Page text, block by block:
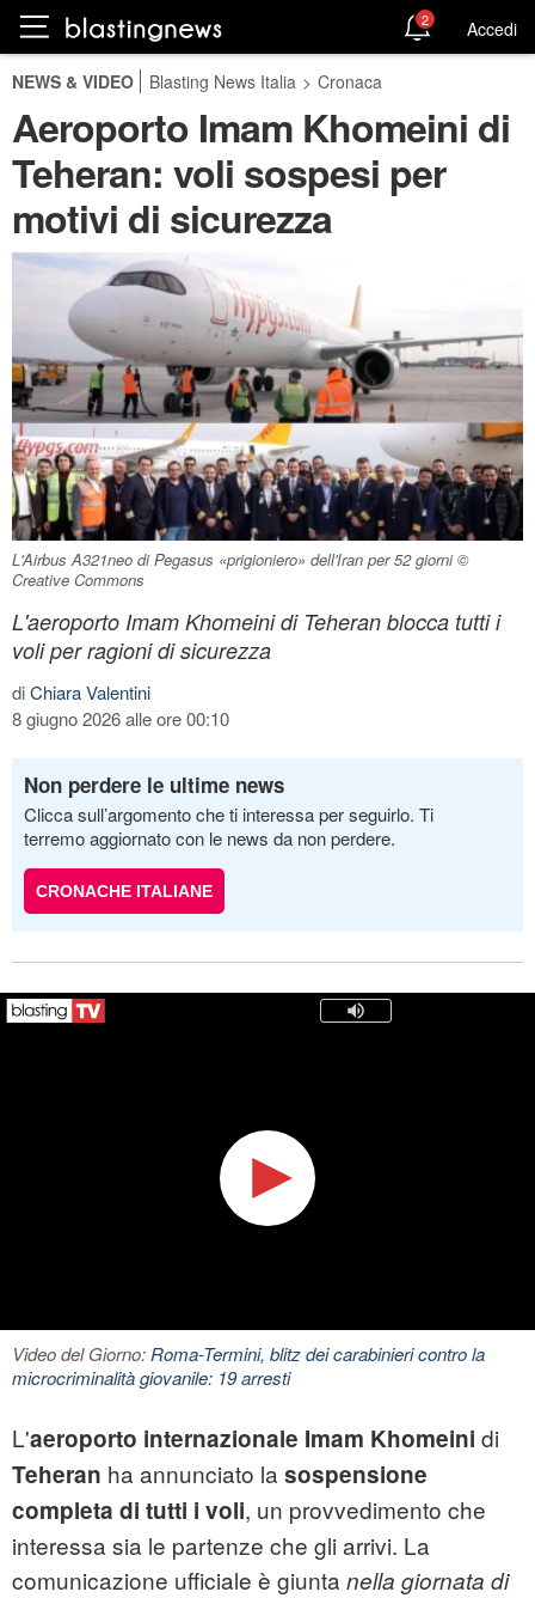
2 Accedi
NEWS & VIDEO Blasting News Italia > Cronaca
Aeroporto Imam Khomeini di
Teheran: voli sospesi per
motivi di sicurezza
L'Airbus A321neo di Pegasus «prigioniero» dell'Iran per 52 giorni ©
Creative Commons
L'aeroporto Imam Khomeini di Teheran blocca tutti i
voli per ragioni di sicurezza
diChiara Valentini
8 giugno 2026 alle ore 00:10
Non perdere le ultime news
Clicca sull’argomento che ti interessa per seguirlo. Ti
terremo aggiornato con le news da non perdere.
CRONACHE ITALIANE
Video del Giorno:Roma-Termini, blitz dei carabinieri contro la
microcriminalità giovanile: 19 arresti
L'aeroporto internazionale Imam Khomeini di
Teheran ha annunciato la sospensione
completa di tutti i voli, un provvedimento che
interessa sia le partenze che gli arrivi. La
comunicazione ufficiale è giunta nella giornata di